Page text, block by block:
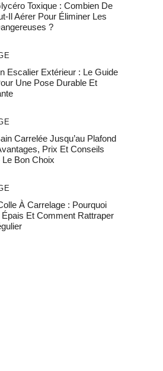
Toxique : Combien De
Il Aérer Pour Éliminer Les
?
Escalier Extérieur : Le Guide
Une Pose Durable Et
Carrelée Jusqu’au Plafond
Prix Et Conseils
Le Bon Choix
À Carrelage : Pourquoi
Épais Et Comment Rattraper